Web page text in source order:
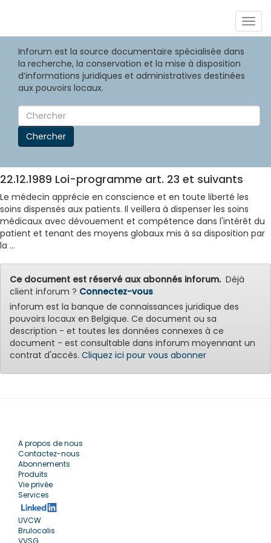
Inforum est la source documentaire spécialisée dans
la recherche, la conservation et la mise à disposition
d’informations juridiques et administratives destinées
aux pouvoirs locaux.
Chercher
22.12.1989 Loi-programme art. 23 et suivants
Le médecin apprécie en conscience et en toute liberté les
soins dispensés aux patients. Il veillera à dispenser les soins
médicaux avec dévouement et compétence dans l'intérêt du
patient et tenant des moyens globaux mis à sa disposition par
la ...
Ce document est réservé aux abonnés inforum.Déjà
client inforum ? Connectez-vous
inforum est la banque de connaissances juridique des
pouvoirs locaux en Belgique. Ce document ou sa
description - et toutes les données connexes à ce
document - est consultable dans inforum moyennant un
contrat d'accès. Cliquez ici pour vous abonner
A propos de nous
Contactez-nous
Abonnements
Produits
Vie privée
Services
UVCW
Brulocalis
VVSG